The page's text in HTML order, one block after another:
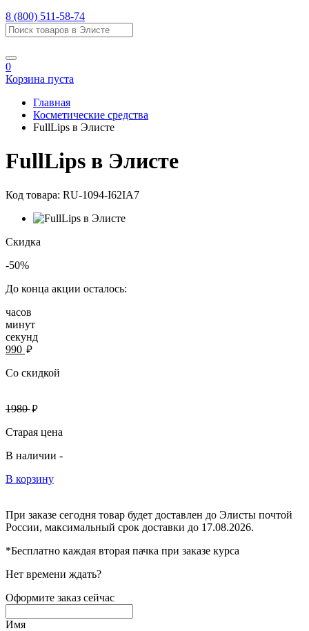
8 (800) 511-58-74
0
Корзина пуста
Главная
Косметические средства
FullLips в Элисте
FullLips в Элисте
Код товара: RU-1094-I62IA7
Скидка
-50%
До конца акции осталось:
часов
минут
секунд
990 руб.
Со скидкой
1980руб.
Старая цена
В наличии -
В корзину
При заказе сегодня товар будет доставлен до Элисты почтой
России, максимальный срок доставки до 17.08.2026.
*Бесплатно каждая вторая пачка при заказе курса
Нет времени ждать?
Оформите заказ сейчас
Имя